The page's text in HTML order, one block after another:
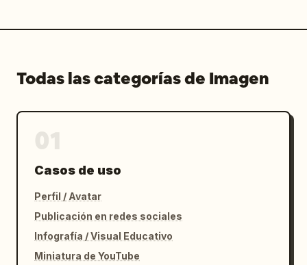
Todas las categorías de Imagen
Casos de uso
Perfil / Avatar
Publicación en redes sociales
Infografía / Visual Educativo
Miniatura de YouTube